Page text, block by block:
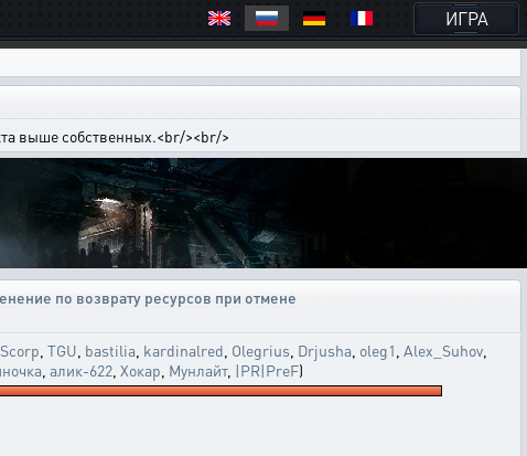
ИГРА
выше собственных.<br/><br/>
по возврату ресурсов при отмене
Scorp TGU bastilia kardinalred Olegrius Drjusha oleg1 Alex_Suhov
алик-622 Хокар Мунлайт, |PR|PreF)